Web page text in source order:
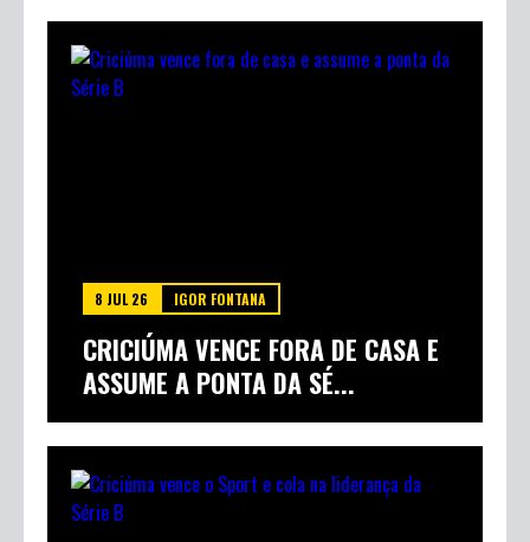
8 JUL 26 IGOR FONTANA
CRICIÚMA VENCE FORA DE CASA E
ASSUME A PONTA DA SÉ...